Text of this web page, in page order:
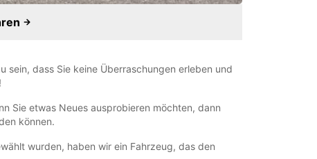
sein, dass Sie keine Überraschungen erleben und
Sie etwas Neues ausprobieren möchten, dann
können.
wurden, haben wir ein Fahrzeug, das den